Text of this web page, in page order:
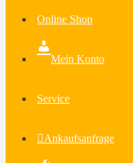
Online Shop
Mein Konto
Service
Ankaufsanfrage